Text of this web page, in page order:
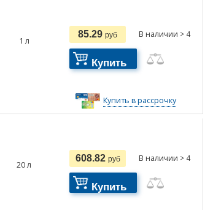
1л
85.29 руб В наличии > 4
Купить
Купить в рассрочку
20л
608.82 руб В наличии > 4
Купить